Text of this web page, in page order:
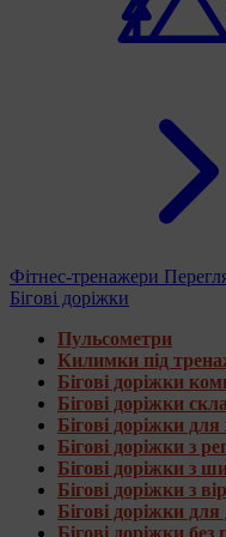
Фітнес-тренажери
Бігові доріжки
Пульсометри
Килимки під
Бігові доріжки
Бігові доріжки
Бігові доріжки для
Бігові доріжки з
Бігові доріжки з
Бігові доріжки з
Бігові доріжки
Бігові доріжки без